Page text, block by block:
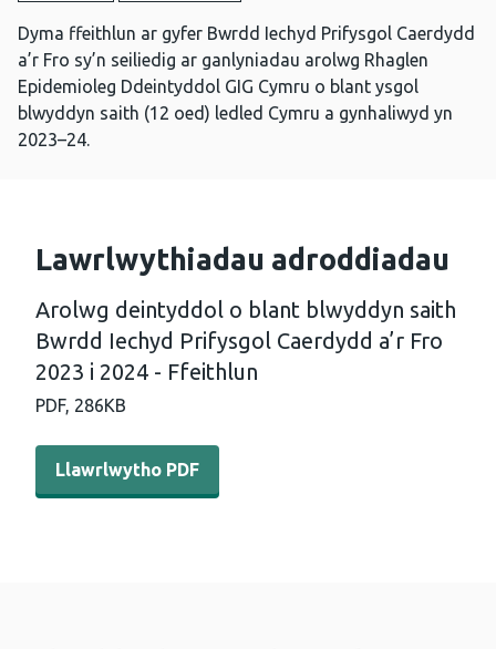
Dyma ffeithlun ar gyfer Bwrdd Iechyd Prifysgol Caerdydd
a’r Fro sy’n seiliedig ar ganlyniadau arolwg Rhaglen
Epidemioleg Ddeintyddol GIG Cymru o blant ysgol
blwyddyn saith (12 oed) ledled Cymru a gynhaliwyd yn
2023–24.
Lawrlwythiadau adroddiadau
Arolwg deintyddol o blant blwyddyn saith
Bwrdd Iechyd Prifysgol Caerdydd a’r Fro
2023 i 2024 - Ffeithlun
PDF, 286KB
Llawrlwytho PDF - Arolwg deintyddol o blant blwyddyn
Llawrlwytho PDF